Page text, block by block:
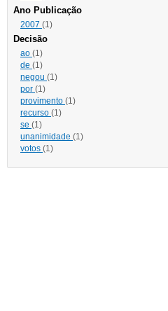
Ano Publicação
2007 (1)
Decisão
ao (1)
de (1)
negou (1)
por (1)
provimento (1)
recurso (1)
se (1)
unanimidade (1)
votos (1)